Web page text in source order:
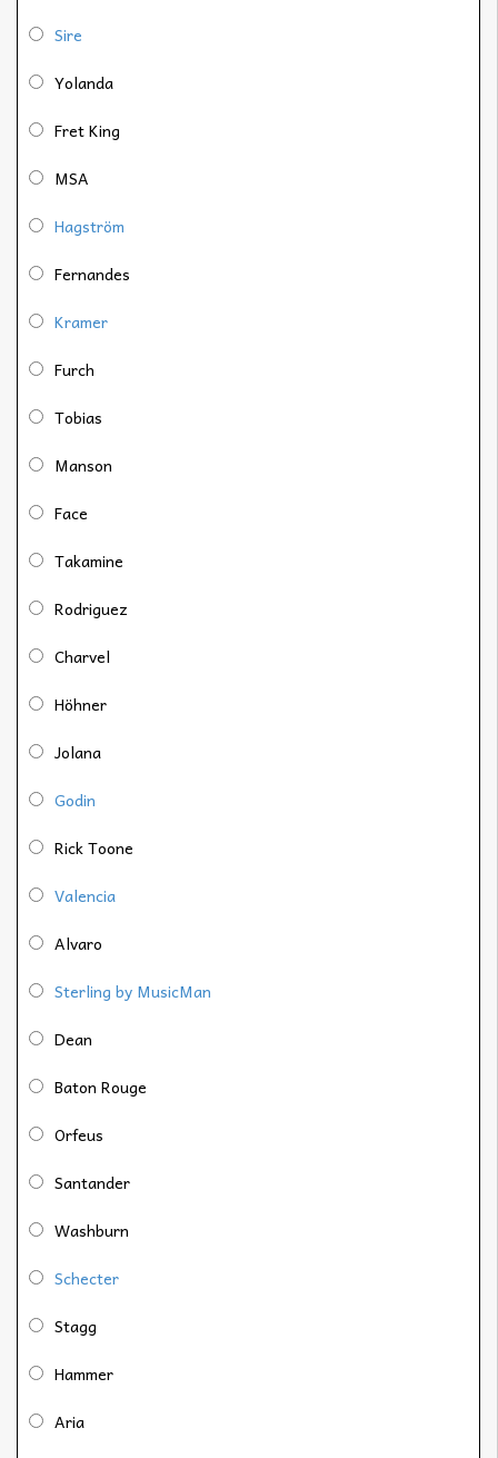
Sire
Yolanda
Fret King
MSA
Hagström
Fernandes
Kramer
Furch
Tobias
Manson
Face
Takamine
Rodriguez
Charvel
Höhner
Jolana
Godin
Rick Toone
Valencia
Alvaro
Sterling by MusicMan
Dean
Baton Rouge
Orfeus
Santander
Washburn
Schecter
Stagg
Hammer
Aria